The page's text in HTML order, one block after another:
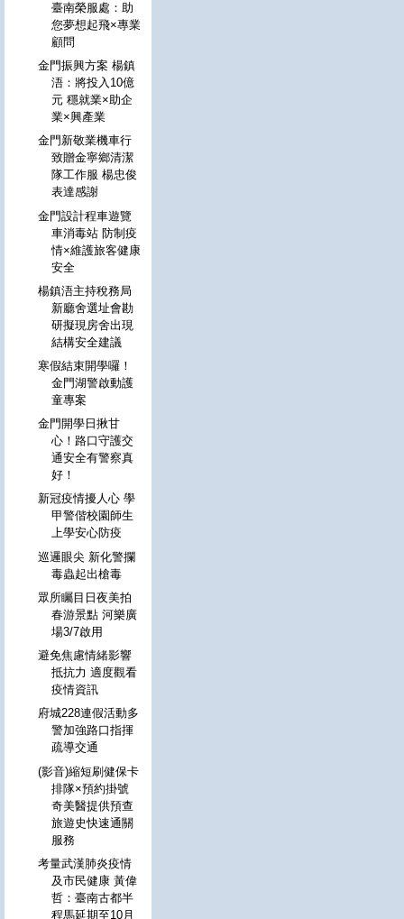
臺南榮服處：助
您夢想起飛×專業
顧問
金門振興方案 楊鎮
浯：將投入10億
元 穩就業×助企
業×興產業
金門新敬業機車行
致贈金寧鄉清潔
隊工作服 楊忠俊
表達感謝
金門設計程車遊覽
車消毒站 防制疫
情×維護旅客健康
安全
楊鎮浯主持稅務局
新廳舍選址會勘
研擬現房舍出現
結構安全建議
寒假結束開學囉！
金門湖警啟動護
童專案
金門開學日揪甘
心！路口守護交
通安全有警察真
好！
新冠疫情擾人心 學
甲警偕校園師生
上學安心防疫
巡邏眼尖 新化警攔
毒蟲起出槍毒
眾所矚目日夜美拍
春游景點 河樂廣
場3/7啟用
避免焦慮情緒影響
抵抗力 適度觀看
疫情資訊
府城228連假活動多
警加強路口指揮
疏導交通
(影音)縮短刷健保卡
排隊×預約掛號
奇美醫提供預查
旅遊史快速通關
服務
考量武漢肺炎疫情
及市民健康 黃偉
哲：臺南古都半
程馬延期至10月